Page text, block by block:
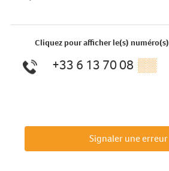
Cliquez pour afficher le(s) numéro(s)
+33 6 13 70 08 ▒▒
Signaler une erreur